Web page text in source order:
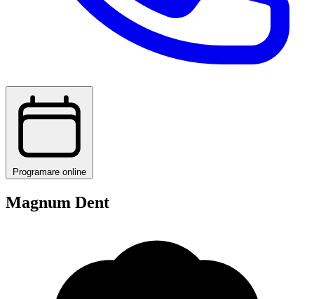
Programare online
Magnum Dent